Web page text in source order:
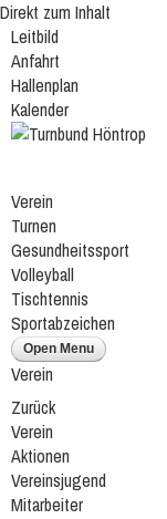
Direkt zum Inhalt
Leitbild
Anfahrt
Hallenplan
Kalender
Verein
Turnen
Gesundheitssport
Volleyball
Tischtennis
Sportabzeichen
Open Menu
Verein
Zurück
Verein
Aktionen
Vereinsjugend
Mitarbeiter